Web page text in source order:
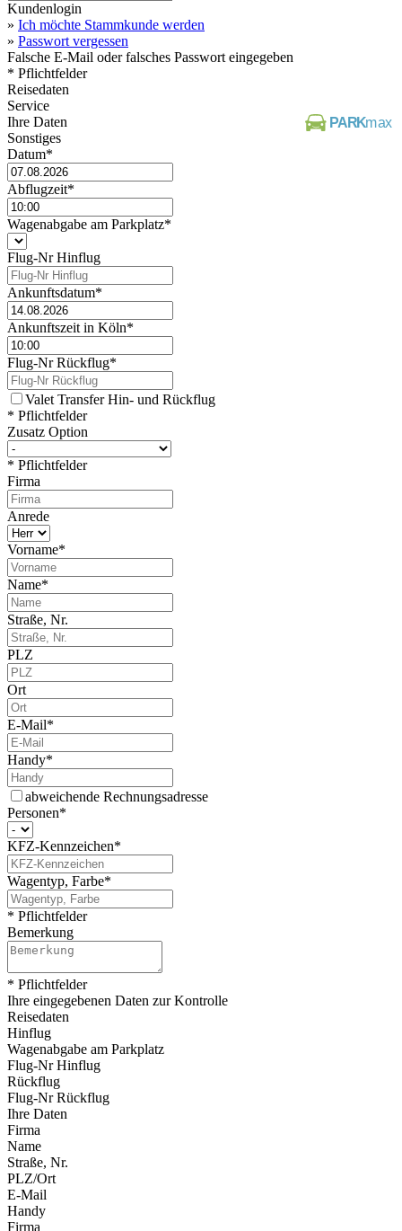
Kundenlogin
» Ich möchte Stammkunde werden
» Passwort vergessen
Falsche E-Mail oder falsches Passwort eingegeben
* Pflichtfelder
Reisedaten
Service
Ihre Daten
Sonstiges
Datum*
Abflugzeit*
Wagenabgabe am Parkplatz*
Flug-Nr Hinflug
Ankunftsdatum*
Ankunftszeit in Köln*
Flug-Nr Rückflug*
Valet Transfer Hin- und Rückflug
* Pflichtfelder
Zusatz Option
* Pflichtfelder
Firma
Anrede
Vorname*
Name*
Straße, Nr.
PLZ
Ort
E-Mail*
Handy*
abweichende Rechnungsadresse
Personen*
KFZ-Kennzeichen*
Wagentyp, Farbe*
* Pflichtfelder
Bemerkung
* Pflichtfelder
Ihre eingegebenen Daten zur Kontrolle
Reisedaten
Hinflug
Wagenabgabe am Parkplatz
Flug-Nr Hinflug
Rückflug
Flug-Nr Rückflug
Ihre Daten
Firma
Name
Straße, Nr.
PLZ/Ort
E-Mail
Handy
Firma